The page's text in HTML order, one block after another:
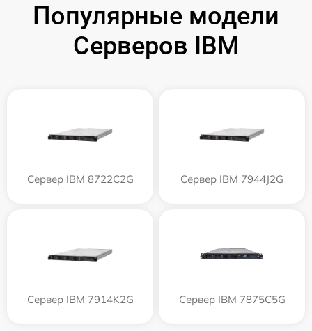
Популярные модели
Серверов IBM
Сервер IBM 8722C2G Сервер IBM 7944J2G
Сервер IBM 7914K2G Сервер IBM 7875C5G